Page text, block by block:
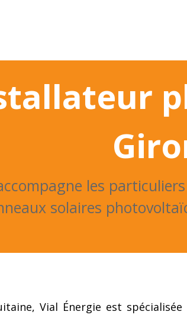
les
solaires
Vial Énergie est spécialisée